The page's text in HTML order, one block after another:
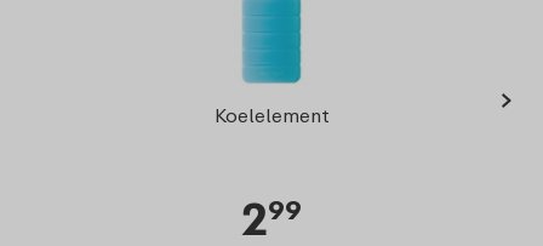
Koelelement
299
›